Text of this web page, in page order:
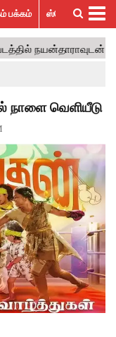
பக்கம் ஸ்பெஷல் ஸ்டோரீஸ்
நாளை வெளியீடு